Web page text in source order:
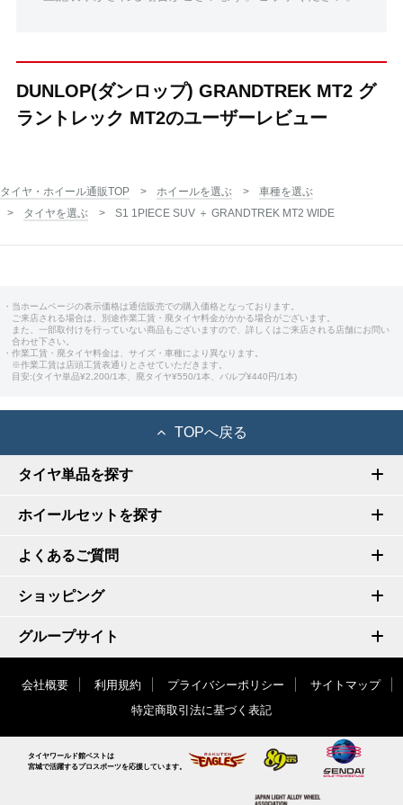
DUNLOP(ダンロップ) GRANDTREK MT2 グ
ラントレック MT2のユーザーレビュー
タイヤ・ホイール通販TOP ホイールを選ぶ
車種を選ぶ
タイヤを選ぶ
S1 1PIECE SUV ＋ GRANDTREK MT2 WIDE
・当ホームページの表示価格は通信販売での購入価格となっております。
ご来店される場合は、別途作業工賃・廃タイヤ料金がかかる場合がございます。
また、一部取付けを行っていない商品もございますので、詳しくはご来店される店舗にお問い
合わせ下さい。
・作業工賃・廃タイヤ料金は、サイズ・車種により異なります。
※作業工賃は店頭工賃表通りとさせていただきます。
目安:(タイヤ単品¥2,200/1本、廃タイヤ¥550/1本、バルブ¥440円/1本)
TOPへ戻る
タイヤ単品を探す
ホイールセットを探す
よくあるご質問
ショッピング
グループサイト
会社概要 利用規約 プライバシーポリシー
サイトマップ
特定商取引法に基づく表記
タイヤワールド館ベストは
宮城で活躍するプロスポーツを応援しています。